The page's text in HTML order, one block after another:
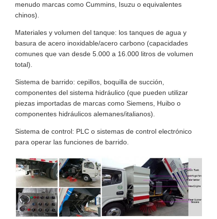
menudo marcas como Cummins, Isuzu o equivalentes
chinos).
Materiales y volumen del tanque: los tanques de agua y
basura de acero inoxidable/acero carbono (capacidades
comunes que van desde 5.000 a 16.000 litros de volumen
total).
Sistema de barrido: cepillos, boquilla de succión,
componentes del sistema hidráulico (que pueden utilizar
piezas importadas de marcas como Siemens, Huibo o
componentes hidráulicos alemanes/italianos).
Sistema de control: PLC o sistemas de control electrónico
para operar las funciones de barrido.